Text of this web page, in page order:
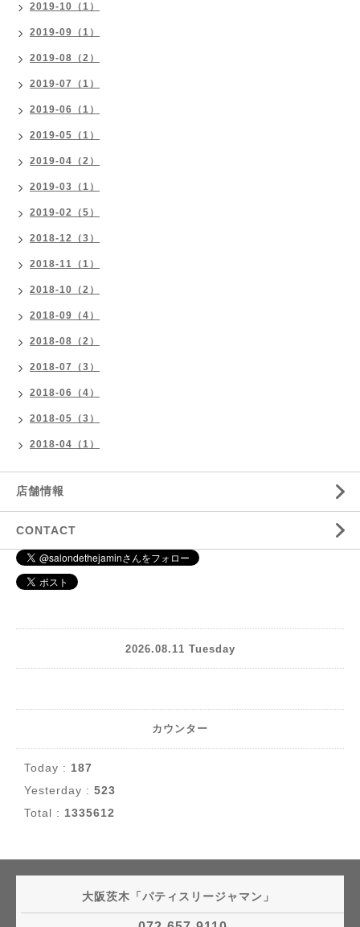
2019-10（1）
2019-09（1）
2019-08（2）
2019-07（1）
2019-06（1）
2019-05（1）
2019-04（2）
2019-03（1）
2019-02（5）
2018-12（3）
2018-11（1）
2018-10（2）
2018-09（4）
2018-08（2）
2018-07（3）
2018-06（4）
2018-05（3）
2018-04（1）
店舗情報
CONTACT
2026.08.11 Tuesday
カウンター
Today : 187
Yesterday : 523
Total : 1335612
大阪茨木「パティスリージャマン」